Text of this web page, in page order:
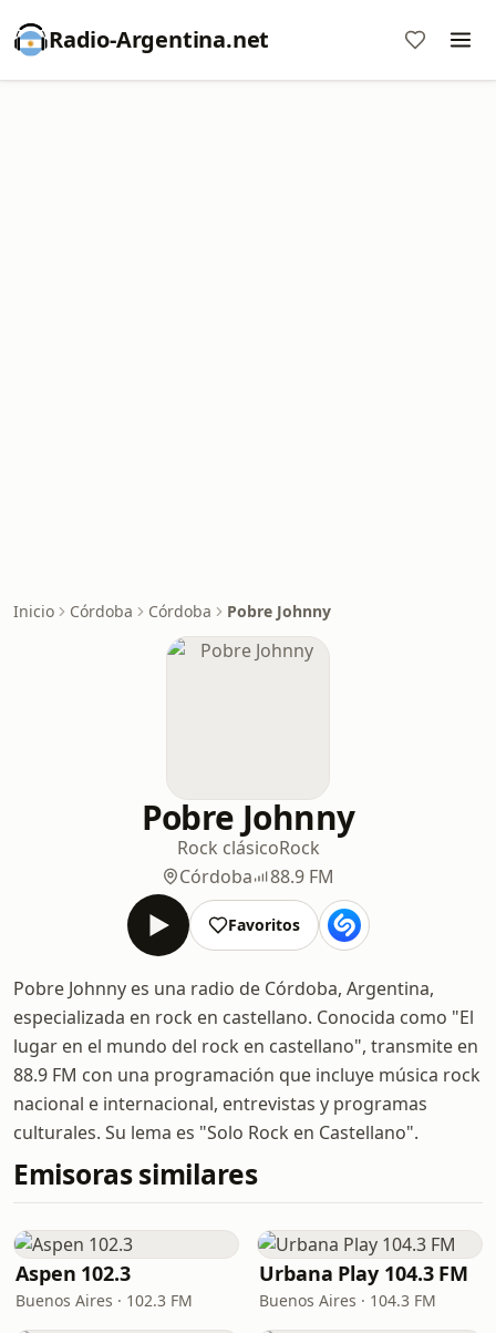
Radio-Argentina.net
Inicio Córdoba Córdoba Pobre Johnny
Pobre Johnny
Rock clásicoRock
Córdoba
88.9 FM
Favoritos
Pobre Johnny es una radio de Córdoba, Argentina,
especializada en rock en castellano. Conocida como "El
lugar en el mundo del rock en castellano", transmite en
88.9 FM con una programación que incluye música rock
nacional e internacional, entrevistas y programas
culturales. Su lema es "Solo Rock en Castellano".
Emisoras similares
Aspen 102.3
Buenos Aires · 102.3 FM
Urbana Play 104.3 FM
Buenos Aires · 104.3 FM